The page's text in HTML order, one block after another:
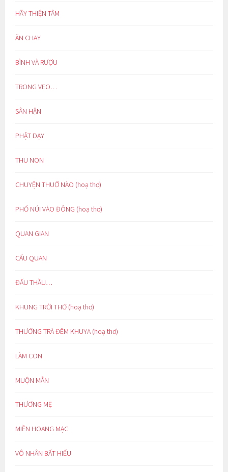
HÃY THIỆN TÂM
ĂN CHAY
BÌNH VÀ RƯỢU
TRONG VEO…
SÂN HẬN
PHẬT DẠY
THU NON
CHUYỆN THUỞ NÀO (hoạ thơ)
PHỐ NÚI VÀO ĐÔNG (hoạ thơ)
QUAN GIAN
CẨU QUAN
ĐẤU THẦU…
KHUNG TRỜI THƠ (hoạ thơ)
THƯỞNG TRÀ ĐÊM KHUYA (hoạ thơ)
LÀM CON
MUỘN MẰN
THƯƠNG MẸ
MIỀN HOANG MẠC
VÔ NHÂN BẤT HIẾU